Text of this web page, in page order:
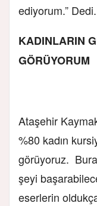
ediyorum.” Dedi.
KADINLARIN
GÖRÜYORUM
Ataşehir
%80 kadın
görüyoruz.
şeyi
eserlerin